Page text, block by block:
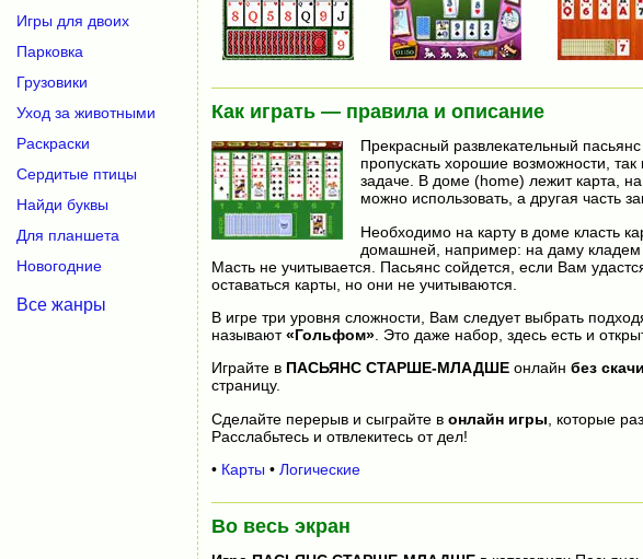
Как играть — правила и описание
Прекрасный развлекательный
пропускать хорошие возможности,
задаче. В доме (home) лежит карта,
можно использовать, а другая часть
Необходимо на карту в доме класть
домашней, например: на даму кладем
Масть не учитывается. Пасьянс сойдется, если Вам
оставаться карты, но они не учитываются.
В игре три уровня сложности, Вам следует выбрать
называют«Гольфом». Это даже набор, здесь есть и
Играйте в ПАСЬЯНС СТАРШЕ-МЛАДШЕонлайн без
страницу.
Сделайте перерыв и сыграйте в онлайн игры , которые
Расслабьтесь и отвлекитесь от дел!
• Карты • Логические
Во весь экран
Игры для двоих
Парковка
Грузовики
Уход за животными
Раскраски
Сердитые птицы
Найди буквы
Для планшета
Новогодние
Все жанры